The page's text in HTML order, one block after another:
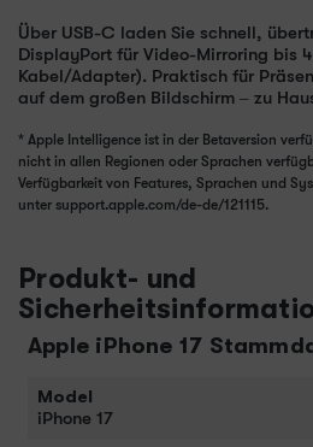
Über USB-C laden Sie schnell,
DisplayPort für Video-Mirroring bis
Kabel/Adapter). Praktisch für
auf dem großen Bildschirm – zu
* Apple Intelligence ist in der Betaversion
nicht in allen Regionen oder Sprachen
Verfügbarkeit von Features, Sprachen und
unter support.apple.com/de-de/121115.
Produkt- und
Apple iPhone 17
Model
iPhone 17